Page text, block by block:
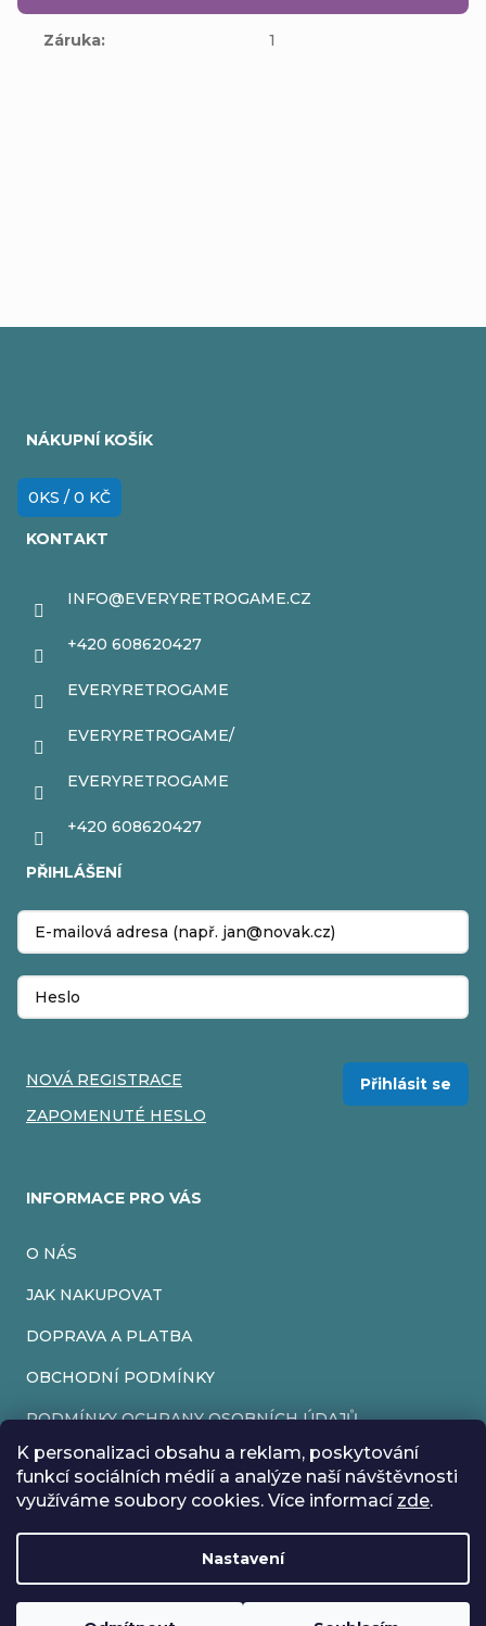
K personalizaci obsahu a reklam, poskytování
funkcí sociálních médií a analýze naší návštěvnosti
využíváme soubory cookies. Více informací zde.
Nastavení
Rádi bychom vás informovali, že od 17. 7. do 24. 7. včetně
máme z důvodu dovolené zavřeno. Všechny objednávky
Záruka: 1
NÁKUPNÍ KOŠÍK
0KS / 0 KČ
KONTAKT
INFO@EVERYRETROGAME.CZ
+420 608620427
EVERYRETROGAME
EVERYRETROGAME/
EVERYRETROGAME
+420 608620427
PŘIHLÁŠENÍ
Přihlásit se
NOVÁ REGISTRACE
ZAPOMENUTÉ HESLO
INFORMACE PRO VÁS
O NÁS
JAK NAKUPOVAT
DOPRAVA A PLATBA
OBCHODNÍ PODMÍNKY
PODMÍNKY OCHRANY OSOBNÍCH ÚDAJŮ
VRÁCENÍ ZBOŽÍ
REKLAMACE
Vytvořil Shoptet
Copyright 2026EveryRetroGame. Všechna práva vyhrazena.
Upravit nastavení cookies